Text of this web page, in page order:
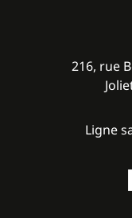
216, rue
Ligne